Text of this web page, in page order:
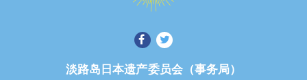
淡路岛日本遗产委员会（事务局）